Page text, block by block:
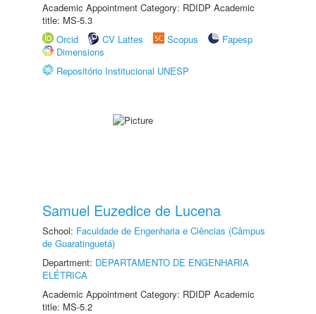
Academic Appointment Category: RDIDP Academic
title: MS-5.3
Orcid
CV Lattes Scopus
Fapesp
Dimensions
Repositório Institucional UNESP
Samuel Euzedice de Lucena
School: Faculdade de Engenharia e Ciências (Câmpus
de Guaratinguetá)
Department: DEPARTAMENTO DE ENGENHARIA
ELÉTRICA
Academic Appointment Category: RDIDP Academic
title: MS-5.2